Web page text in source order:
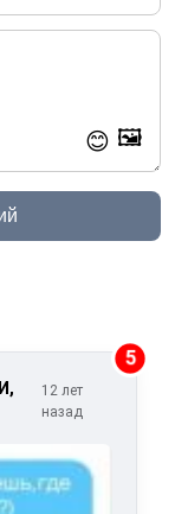
😊 🖼️
5
12 лет
назад